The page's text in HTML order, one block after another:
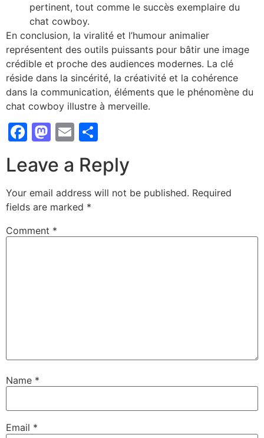
pertinent, tout comme le succès exemplaire du
chat cowboy.
En conclusion, la viralité et l’humour animalier
représentent des outils puissants pour bâtir une image
crédible et proche des audiences modernes. La clé
réside dans la sincérité, la créativité et la cohérence
dans la communication, éléments que le phénomène du
chat cowboy illustre à merveille.
Facebook
Mastodon
Email
Leave a Reply
Your email address will not be published. Required
fields are marked *
Comment *
Name *
Email *